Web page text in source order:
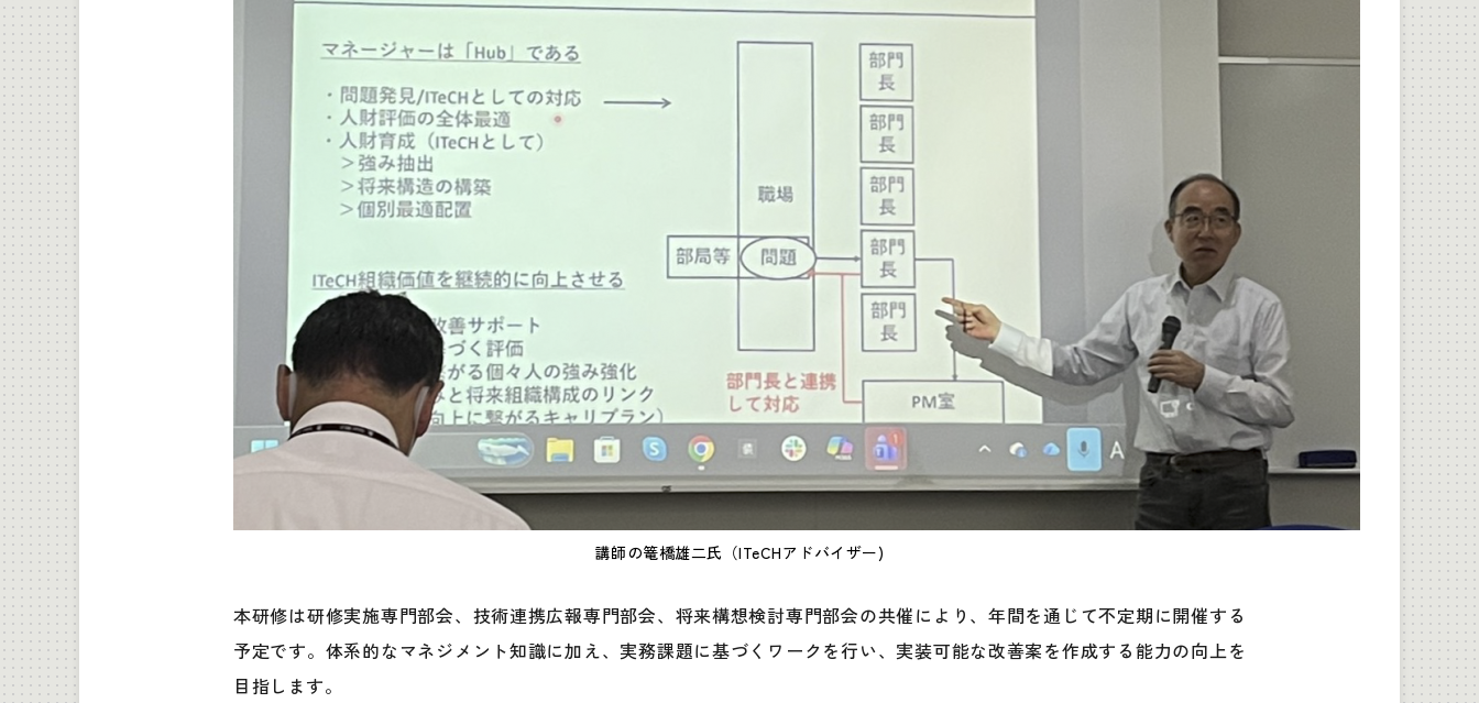
講師の篭橋雄二氏（ITeCHアドバイザー)
本研修は研修実施専門部会、技術連携広報専門部会、将来構想検討専門部会の共催により、年間を通じて不定期に開催する
予定です。体系的なマネジメント知識に加え、実務課題に基づくワークを行い、実装可能な改善案を作成する能力の向上を
目指します。